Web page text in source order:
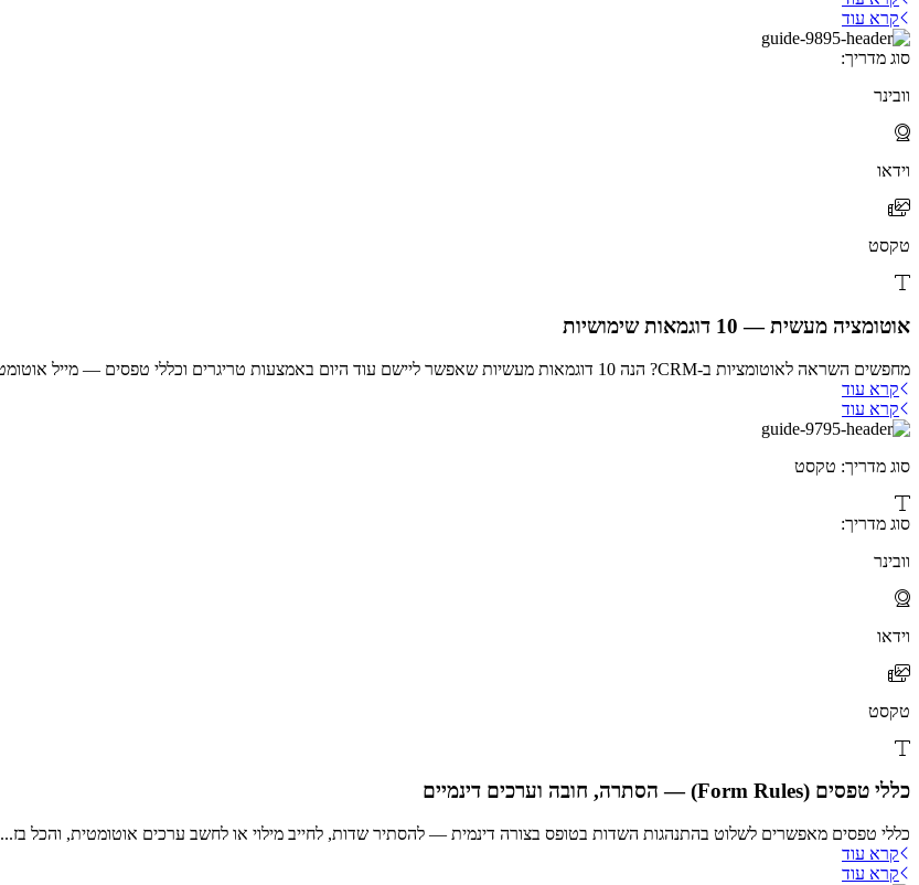
קרא עוד
סוג מדריך:
וובינר
וידאו
טקסט
אוטומציה מעשית — 10 דוגמאות שימושיות
מחפשים השראה לאוטומציות ב-CRM? הנה 10 דוגמאות מעשיות שאפשר ליישם עוד היום באמצעות טריגרים וכללי טפסים — מייל אוטומטי,...
קרא עוד
קרא עוד
סוג מדריך: טקסט
סוג מדריך:
וובינר
וידאו
טקסט
כללי טפסים (Form Rules) — הסתרה, חובה וערכים דינמיים
כללי טפסים מאפשרים לשלוט בהתנהגות השדות בטופס בצורה דינמית — להסתיר שדות, לחייב מילוי או לחשב ערכים אוטומטית, והכל בז...
קרא עוד
קרא עוד